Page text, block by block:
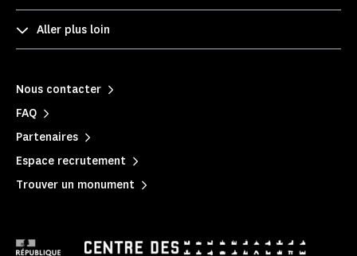
Aller plus loin
Nous contacter
FAQ
Partenaires
Espace recrutement
Trouver un monument